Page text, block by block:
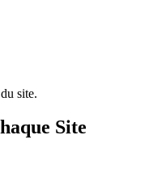
site.
Site